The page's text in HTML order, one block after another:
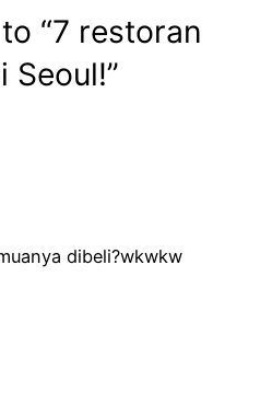
“7 restoran
Seoul!”
dibeli?wkwkw